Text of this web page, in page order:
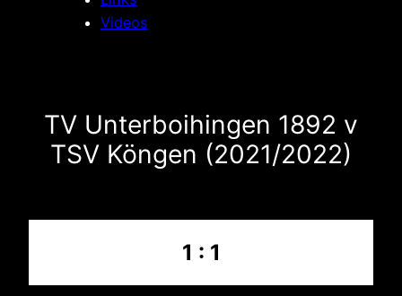
Videos
TV Unterboihingen 1892 v
TSV Köngen (2021/2022)
1 : 1